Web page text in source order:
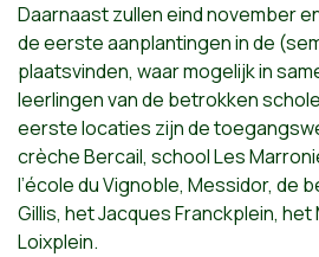
Daarnaast zullen eind november
de eerste aanplantingen in de
plaatsvinden, waar mogelijk in
leerlingen van de betrokken
eerste locaties zijn de
crèche Bercail, school Les
l’école du Vignoble, Messidor, de
Gillis, het Jacques Franckplein,
Loixplein.